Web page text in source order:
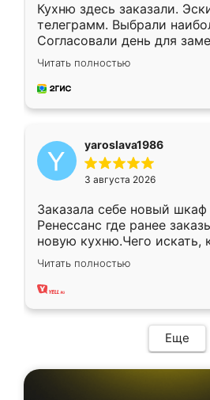
Кухню здесь заказали.
телеграмм. Выбрали
Согласовали день для
недели кухня была уже
довольны работой.
мебель за качественную
Читать полностью
yaroslava1986
3 августа 2026
Заказала себе новый шкаф
Ренессанс где ранее
новую кухню.Чего искать,
вполне довольна. Служит
два года, нареканий нет.
Читать полностью
Еще